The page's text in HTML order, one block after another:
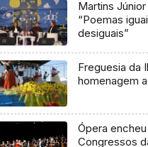
Martins
“Poemas
desiguais”
Freguesia da
homenagem
Ópera
Congressos